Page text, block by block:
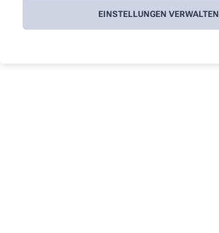
EINSTELLUNGEN VERWALTEN